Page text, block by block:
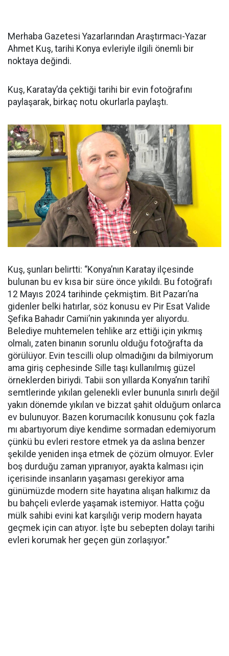
Merhaba Gazetesi Yazarlarından Araştırmacı-Yazar
Ahmet Kuş, tarihi Konya evleriyle ilgili önemli bir
noktaya değindi.
Kuş, Karatay’da çektiği tarihi bir evin fotoğrafını
paylaşarak, birkaç notu okurlarla paylaştı.
Kuş, şunları belirtti: “Konya’nın Karatay ilçesinde
bulunan bu ev kısa bir süre önce yıkıldı. Bu fotoğrafı
12 Mayıs 2024 tarihinde çekmiştim. Bit Pazarı’na
gidenler belki hatırlar, söz konusu ev Pir Esat Valide
Şefika Bahadır Camii’nin yakınında yer alıyordu.
Belediye muhtemelen tehlike arz ettiği için yıkmış
olmalı, zaten binanın sorunlu olduğu fotoğrafta da
görülüyor. Evin tescilli olup olmadığını da bilmiyorum
ama giriş cephesinde Sille taşı kullanılmış güzel
örneklerden biriydi. Tabii son yıllarda Konya’nın tarihî
semtlerinde yıkılan gelenekli evler bununla sınırlı değil
yakın dönemde yıkılan ve bizzat şahit olduğum onlarca
ev bulunuyor. Bazen korumacılık konusunu çok fazla
mı abartıyorum diye kendime sormadan edemiyorum
çünkü bu evleri restore etmek ya da aslına benzer
şekilde yeniden inşa etmek de çözüm olmuyor. Evler
boş durduğu zaman yıpranıyor, ayakta kalması için
içerisinde insanların yaşaması gerekiyor ama
günümüzde modern site hayatına alışan halkımız da
bu bahçeli evlerde yaşamak istemiyor. Hatta çoğu
mülk sahibi evini kat karşılığı verip modern hayata
geçmek için can atıyor. İşte bu sebepten dolayı tarihi
evleri korumak her geçen gün zorlaşıyor.”